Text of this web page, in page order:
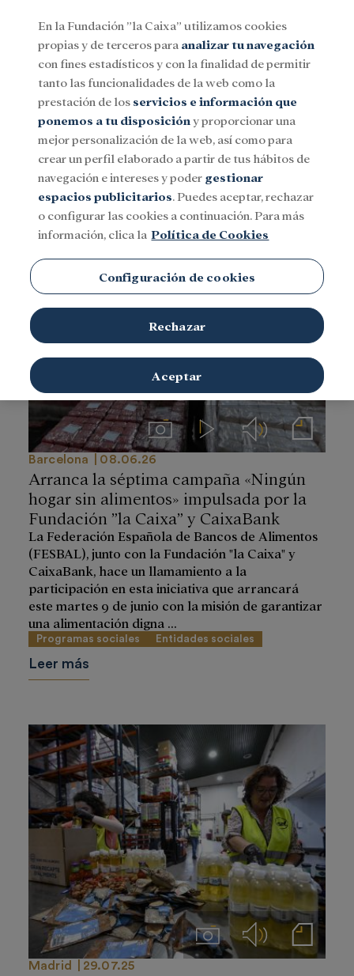
Menu
SocialInvestigación y becasCultura
CaixaBank
ImágenesVideos Audios Notas de prensa
Barcelona 08.06.26
Arranca la séptima campaña «Ningún
hogar sin alimentos» impulsada por la
Fundación ”la Caixa” y CaixaBank
La Federación Española de Bancos de Alimentos
(FESBAL), junto con la Fundación "la Caixa" y
CaixaBank, hace un llamamiento a la
participación en esta iniciativa que arrancará
este martes 9 de junio con la misión de garantizar
una alimentación digna ...
Programas sociales Entidades sociales
Leer más
Imágenes Audios Notas de prensa
Madrid 29.07.25
En la Fundación ”la Caixa” utilizamos cookies
propias y de terceros para analizar tu navegación
con fines estadísticos y con la finalidad de permitir
tanto las funcionalidades de la web como la
prestación de los servicios e información que
ponemos a tu disposición y proporcionar una
mejor personalización de la web, así como para
crear un perfil elaborado a partir de tus hábitos de
navegación e intereses y poder gestionar
espacios publicitarios. Puedes aceptar, rechazar
o configurar las cookies a continuación. Para más
información, clica la Política de Cookies
Configuración de cookies
Rechazar
Aceptar